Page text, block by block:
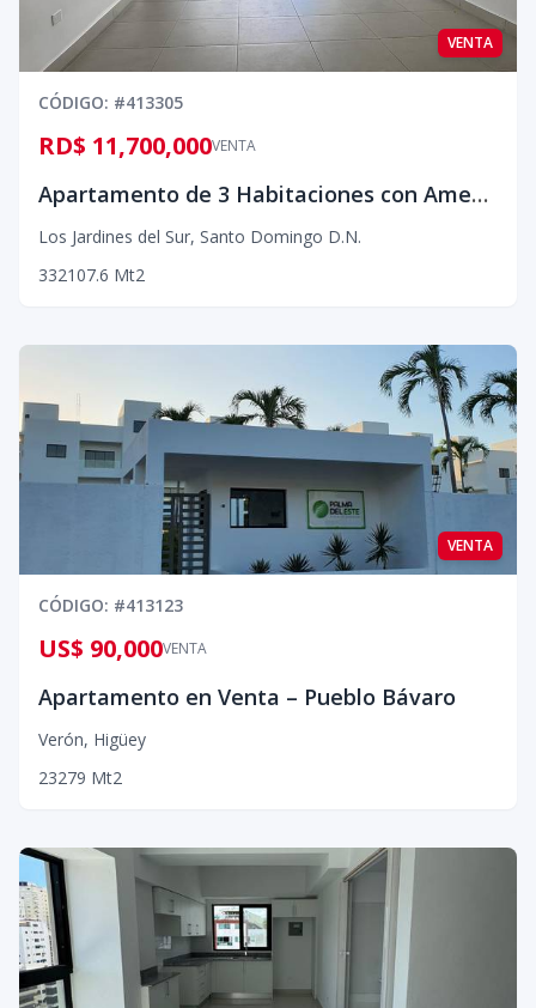
VENTA
CÓDIGO: #413305
VENTA
RD$ 11,700,000
Apartamento de 3 Habitaciones con Amenidades para toda la familia – Andares del Mirador
Los Jardines del Sur, Santo Domingo D.N.
332107.6 Mt2
VENTA
CÓDIGO: #413123
VENTA
US$ 90,000
Apartamento en Venta – Pueblo Bávaro
Verón, Higüey
23279 Mt2